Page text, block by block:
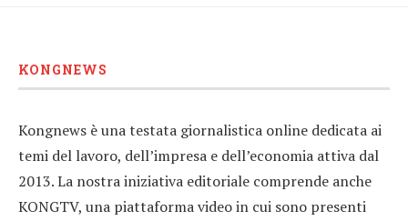
KONGNEWS
Kongnews è una testata giornalistica online dedicata ai
temi del lavoro, dell’impresa e dell’economia attiva dal
2013. La nostra iniziativa editoriale comprende anche
KONGTV, una piattaforma video in cui sono presenti